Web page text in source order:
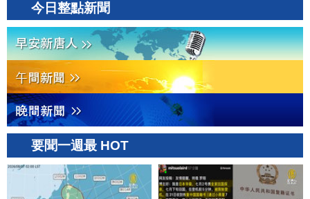
今日整點新聞
要聞一週最 HOT